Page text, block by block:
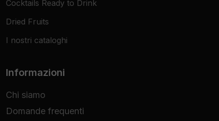
Cocktails Ready to Drink
Dried Fruits
I nostri cataloghi
Informazioni
Chi siamo
Domande frequenti